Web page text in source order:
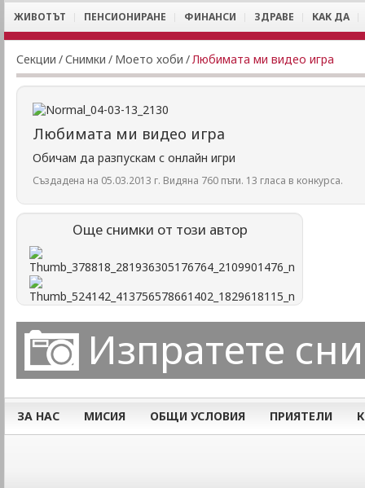
ЖИВОТЪТ ПЕНСИОНИРАНЕ ФИНАНСИ ЗДРАВЕ КАК ДА
Секции /Снимки / Моето хоби /Любимата ми видео игра
Любимата ми видео игра
Обичам да разпускам с онлайн игри
Създадена на 05.03.2013 г. Видяна 760 пъти. 13 гласа в конкурса.
Още снимки от този автор
Изпратете
ЗА НАС МИСИЯ ОБЩИ УСЛОВИЯ ПРИЯТЕЛИ